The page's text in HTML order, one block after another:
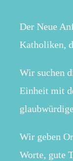
Der Neue
Katholiken,
Wir suchen
Einheit mit
Wir geben
Worte, gute